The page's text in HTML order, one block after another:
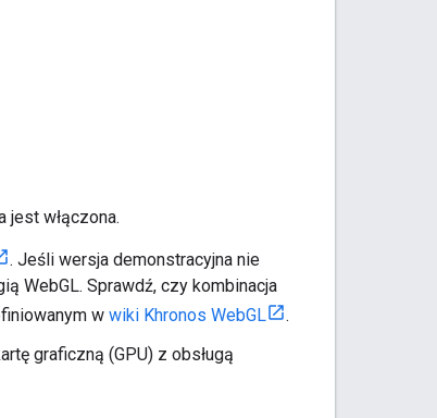
jest włączona.
. Jeśli wersja demonstracyjna nie
WebGL. Sprawdź, czy kombinacja
w wiki Khronos WebGL
.
graficzną (GPU) z obsługą